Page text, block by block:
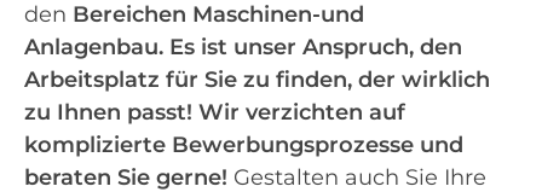
den Bereichen Maschinen-und
Anlagenbau. Es ist unser Anspruch, den
Arbeitsplatz für Sie zu finden, der wirklich
zu Ihnen passt! Wir verzichten auf
komplizierte Bewerbungsprozesse und
beraten Sie gerne! Gestalten auch Sie Ihre